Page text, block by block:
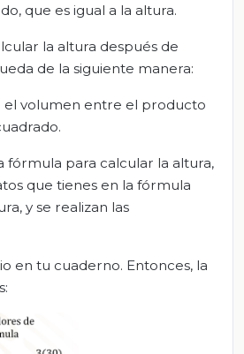
que es igual a la altura.
la altura después de
de la siguiente manera:
el volumen entre el producto
fórmula para calcular la altura,
que tienes en la fórmula
y se realizan las
en tu cuaderno. Entonces, la